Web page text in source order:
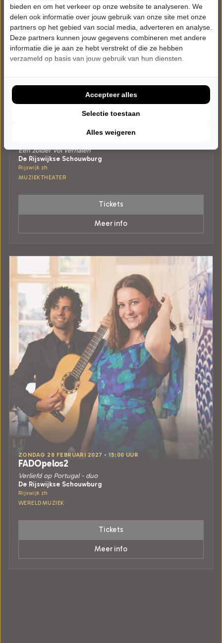
ZONDAG 24 JANUARI 2027 • 16:00 UUR
De Gouden Herinnering
Een zolder vol verhalen
De Rijswijkse Schouwburg
Rijswijk zh
MUZIEKTHEATER
Tickets
Meer info
ZONDAG 28 FEBRUARI 2027 • 15:00 UUR
FADOpelos2
Verliefd op Portugal - duo
De Rijswijkse Schouwburg
Rijswijk zh
WERELDMUZIEK
Tickets
Meer info
bieden en om het verkeer op onze website te analyseren. We
delen ook informatie over jouw gebruik van onze site met onze
partners op het gebied van social media, adverteren en analyse.
Deze partners kunnen jouw gegevens combineren met andere
informatie die je aan ze hebt verstrekt of die ze hebben
verzameld op basis van jouw gebruik van hun diensten.
Alles weigeren
Selectie toestaan
Accepteer alles